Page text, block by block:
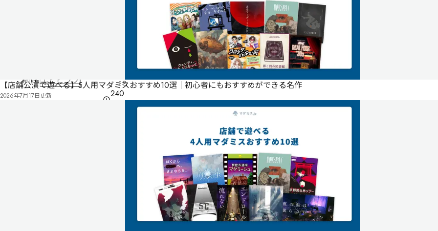
2名
240
制作者 エビピラフ
【店舗公演で遊べる】5人用マダミスおすすめ10選｜初心者にもおすすめができる名作
2026年7月17日更新